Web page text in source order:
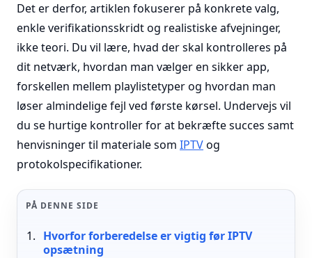
Det er derfor, artiklen fokuserer på konkrete valg,
enkle verifikationsskridt og realistiske afvejninger,
ikke teori. Du vil lære, hvad der skal kontrolleres på
dit netværk, hvordan man vælger en sikker app,
forskellen mellem playlistetyper og hvordan man
løser almindelige fejl ved første kørsel. Undervejs vil
du se hurtige kontroller for at bekræfte succes samt
henvisninger til materiale som IPTVog
protokolspecifikationer.
PÅ DENNE SIDE
Hvorfor forberedelse er vigtig før IPTV
opsætning